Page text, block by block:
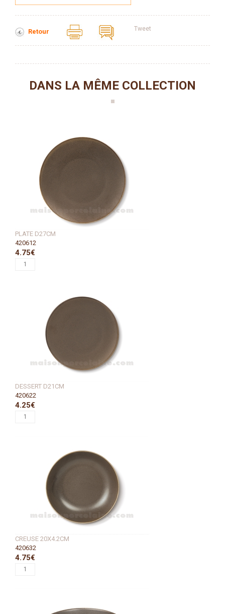
Retour Tweet
DANS LA MÊME COLLECTION
PLATE D27CM
420612
4.75€
DESSERT D21CM
420622
4.25€
CREUSE 20X4.2CM
420632
4.75€